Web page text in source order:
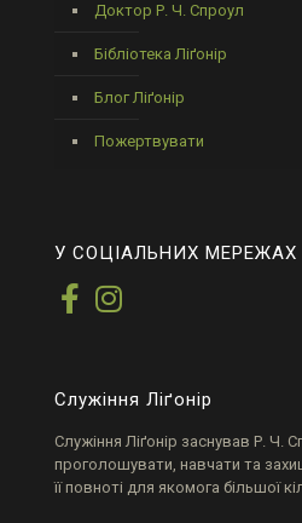
Доктор Р. Ч. Спроул
Бібліотека Ліґонір
Блог Ліґонір
Пожертвувати
У СОЦІАЛЬНИХ МЕРЕЖАХ
Служіння Ліґонір
Служіння Ліґонір заснував Р. Ч.
проголошувати, навчати та
її повноті для якомога більшої